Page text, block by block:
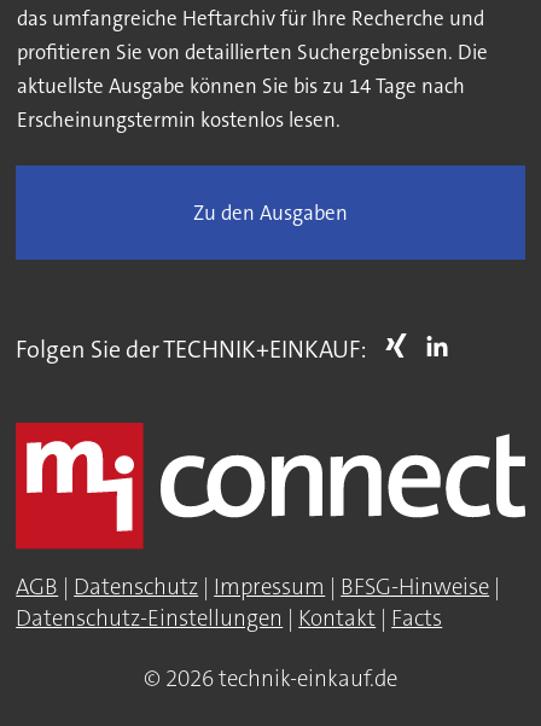
das umfangreiche Heftarchiv für Ihre Recherche und
profitieren Sie von detaillierten Suchergebnissen. Die
aktuellste Ausgabe können Sie bis zu 14 Tage nach
Erscheinungstermin kostenlos lesen.
Zu den Ausgaben
Folgen Sie der TECHNIK+EINKAUF:
AGB | Datenschutz | Impressum | BFSG-Hinweise |
Datenschutz-Einstellungen | Kontakt | Facts
© 2026 technik-einkauf.de